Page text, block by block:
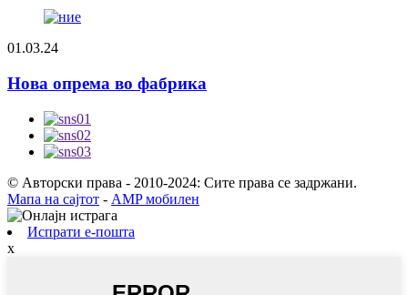
01.03.24
Нова опрема во фабрика
© Авторски права - 2010-2024: Сите права се задржани.
Мапа на сајтот - AMP мобилен
Испрати е-пошта
x